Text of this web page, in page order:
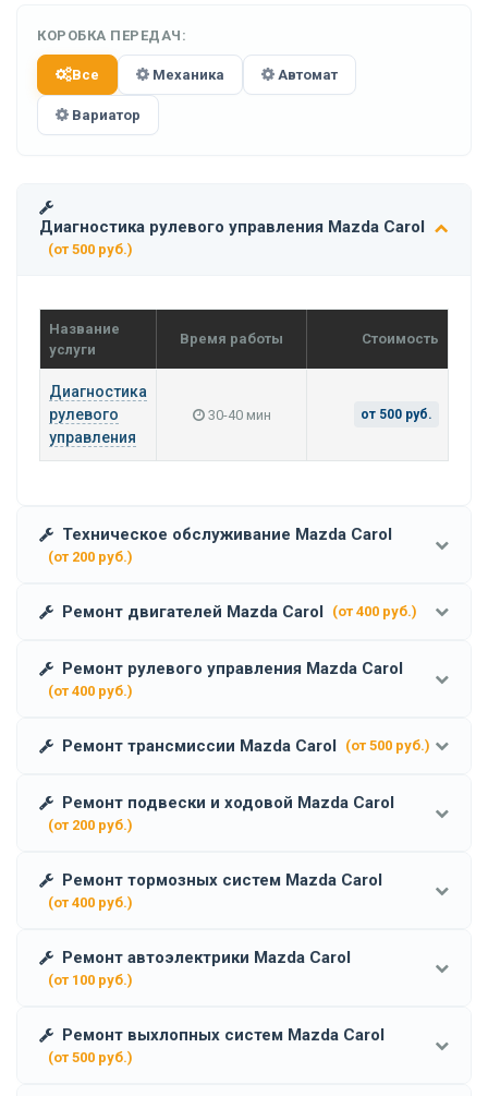
КОРОБКА ПЕРЕДАЧ:
Все Механика Автомат
Вариатор
Диагностика рулевого управления Mazda Carol
(от 500 руб.)
Название
услуги
Время работы Стоимость
Диагностика
рулевого
управления
30-40 мин от 500 руб.
Техническое обслуживание Mazda Carol
(от 200 руб.)
Ремонт двигателей Mazda Carol (от 400 руб.)
Ремонт рулевого управления Mazda Carol
(от 400 руб.)
Ремонт трансмиссии Mazda Carol (от 500 руб.)
Ремонт подвески и ходовой Mazda Carol
(от 200 руб.)
Ремонт тормозных систем Mazda Carol
(от 400 руб.)
Ремонт автоэлектрики Mazda Carol
(от 100 руб.)
Ремонт выхлопных систем Mazda Carol
(от 500 руб.)